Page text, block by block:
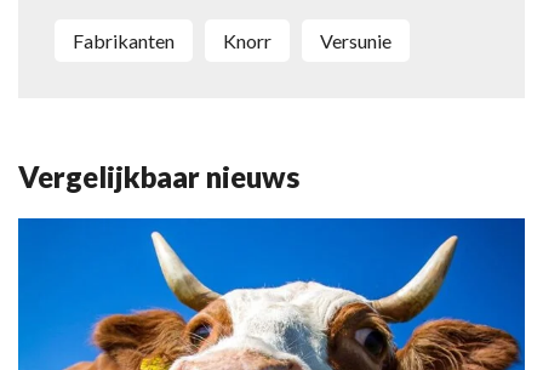
Fabrikanten Knorr Versunie
Vergelijkbaar nieuws